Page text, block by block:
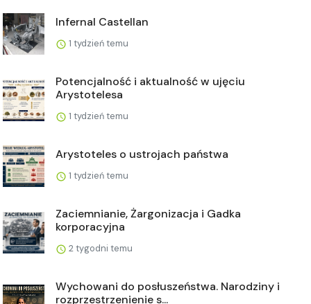
Infernal Castellan
1 tydzień temu
Potencjalność i aktualność w ujęciu
Arystotelesa
1 tydzień temu
Arystoteles o ustrojach państwa
1 tydzień temu
Zaciemnianie, Żargonizacja i Gadka
korporacyjna
2 tygodni temu
Wychowani do posłuszeństwa. Narodziny i
rozprzestrzenienie s...